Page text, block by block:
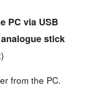
PC via USB
stick
from the PC.